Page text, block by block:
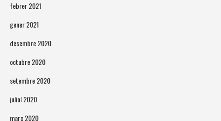
febrer 2021
gener 2021
desembre 2020
octubre 2020
setembre 2020
juliol 2020
març 2020